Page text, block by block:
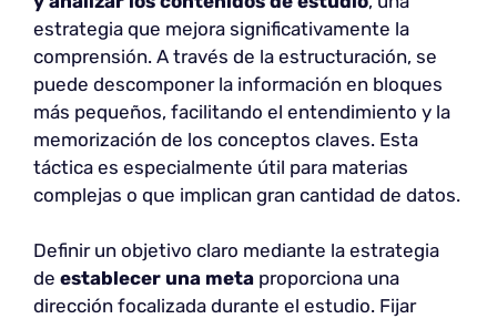
estrategia que mejora significativamente la
comprensión. A través de la estructuración, se
puede descomponer la información en bloques
más pequeños, facilitando el entendimiento y la
memorización de los conceptos claves. Esta
táctica es especialmente útil para materias
complejas o que implican gran cantidad de datos.
Definir un objetivo claro mediante la estrategia
de establecer una meta proporciona una
dirección focalizada durante el estudio. Fijar